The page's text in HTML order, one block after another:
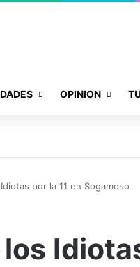
OPINION
por la 11 en Sogamoso